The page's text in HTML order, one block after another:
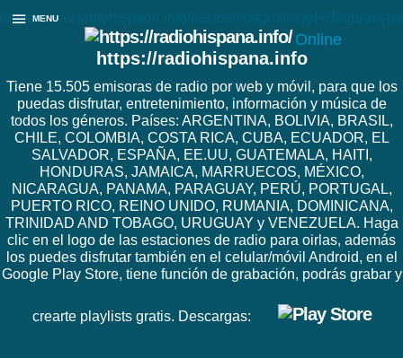
https://www.radiohispana.info/assets/images/
Online
https://radiohispana.info
Tiene 15.505 emisoras de radio por web y móvil, para que los
puedas disfrutar, entretenimiento, información y música de
todos los géneros. Países: ARGENTINA, BOLIVIA, BRASIL,
CHILE, COLOMBIA, COSTA RICA, CUBA, ECUADOR, EL
SALVADOR, ESPAÑA, EE.UU, GUATEMALA, HAITI,
HONDURAS, JAMAICA, MARRUECOS, MÉXICO,
NICARAGUA, PANAMA, PARAGUAY, PERÚ, PORTUGAL,
PUERTO RICO, REINO UNIDO, RUMANIA, DOMINICANA,
TRINIDAD AND TOBAGO, URUGUAY y VENEZUELA. Haga
clic en el logo de las estaciones de radio para oirlas, además
los puedes disfrutar también en el celular/móvil Android, en el
Google Play Store, tiene función de grabación, podrás grabar y
crearte playlists gratis. Descargas:
MENU